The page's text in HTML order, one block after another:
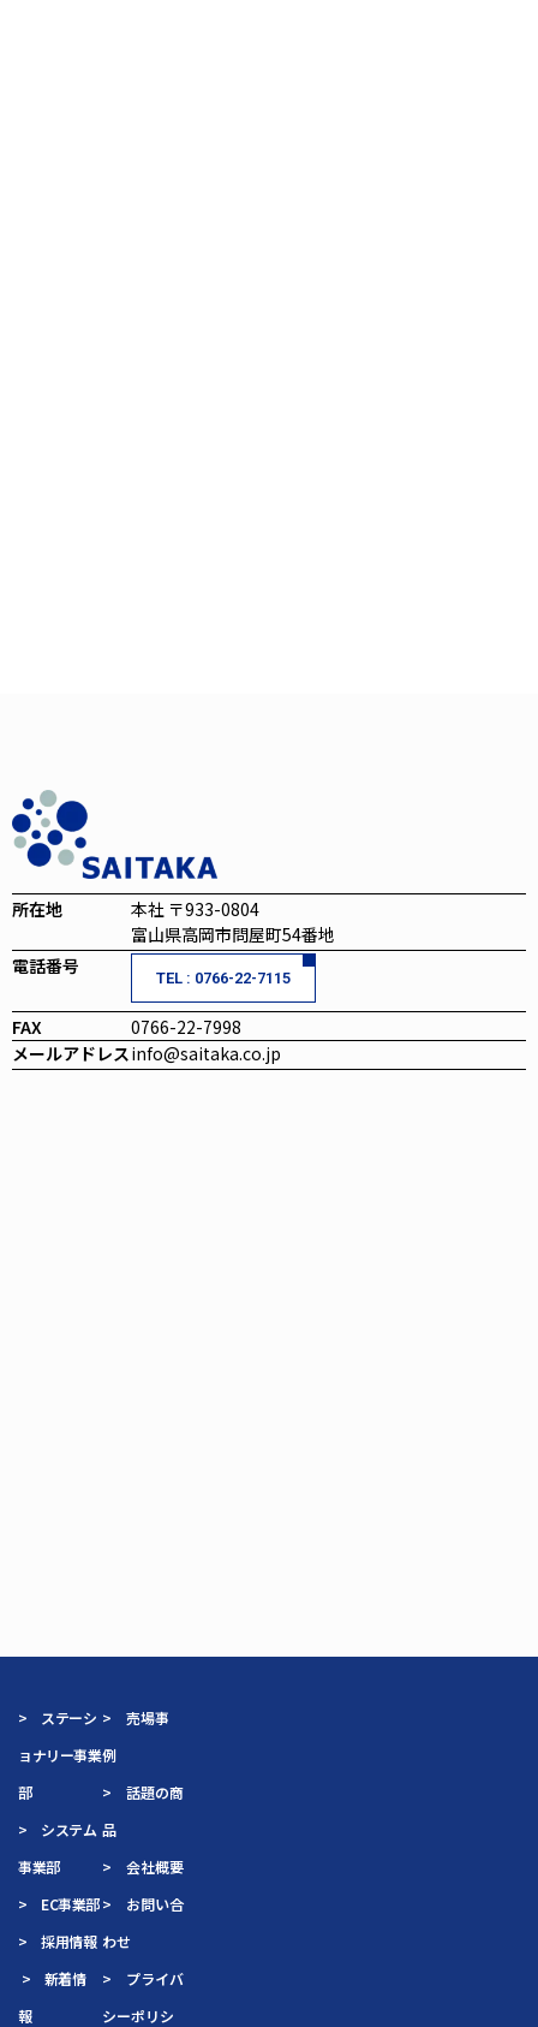
所在地
本社 〒933-0804
富山県高岡市問屋町54番地
電話番号
TEL : 0766-22-7115
FAX
0766-22-7998
メールアドレスinfo@saitaka.co.jp
> ステーシ
ョナリー事業
部
> システム
事業部
> EC事業部
> 採用情報
> 新着情
報
> 売場事
例
> 話題の商
品
> 会社概要
> お問い合
わせ
> プライバ
シーポリシ